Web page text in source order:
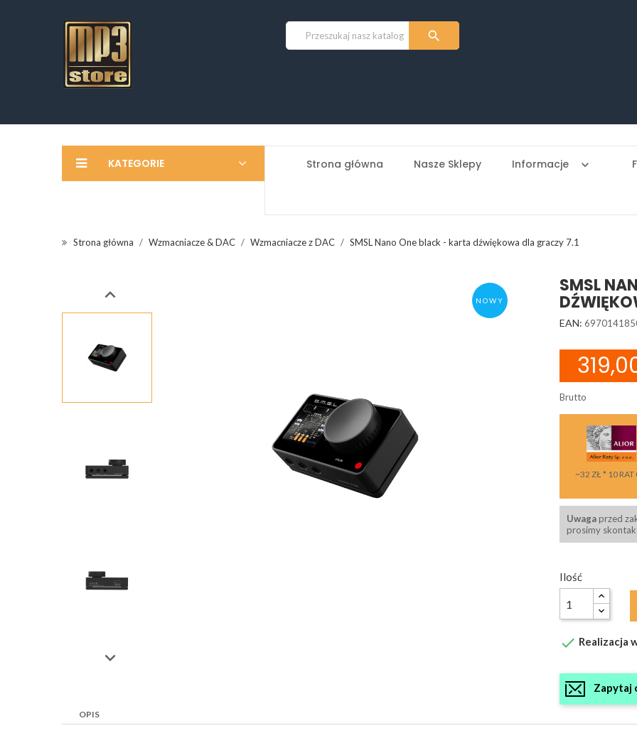

KATEGORIE Strona główna Nasze Sklepy Informacje keyboard_arrow_down
Strona główna Wzmacniacze & DAC Wzmacniacze z DAC SMSL Nano One black - karta dźwiękowa dla graczy 7.1


NOWY
SMSL
EAN:
Brutto
~32 ZŁ * 10 RAT
Uwagaprzed
prosimy
Ilość
 Realizacja
Zapytaj
OPIS